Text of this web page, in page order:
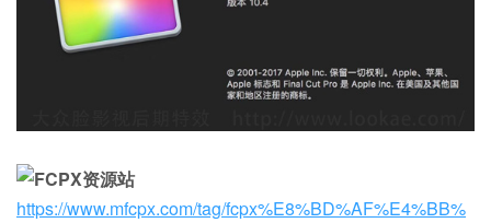
https://www.mfcpx.com/tag/fcpx%E8%BD%AF%E4%BB%